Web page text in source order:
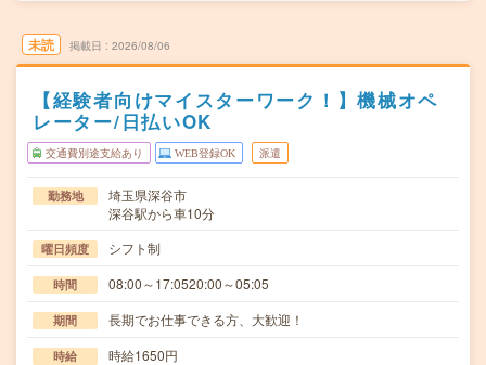
未読 掲載日 2026/08/06
【経験者向けマイスターワーク！】機械オペ
レーター/日払いOK
交通費別途支給あり WEB登録OK 派遣
勤務地
埼玉県深谷市
深谷駅から車10分
曜日頻度 シフト制
時間 08:00～17:0520:00～05:05
期間 長期でお仕事できる方、大歓迎！
時給 時給1650円